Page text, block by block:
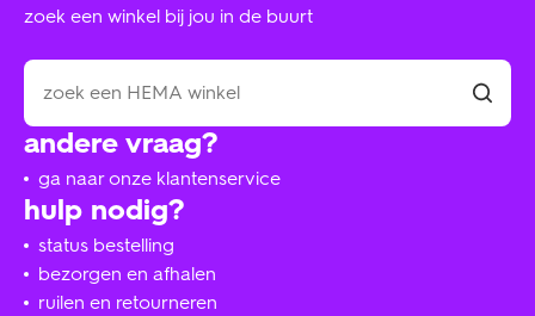
hulp nodig?
status bestelling
bezorgen en afhalen
ruilen en retourneren
andere vraag?
ga naar onze klantenservice
zoek een winkel bij jou in de buurt